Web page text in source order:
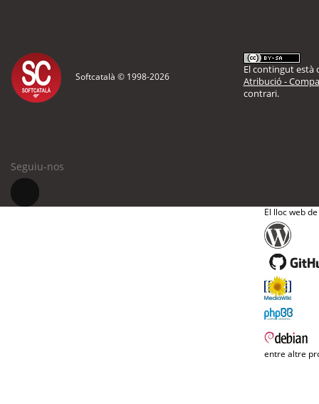
Softcatalà © 1998-2026
El contingut està
Atribució -
contrari.
Seguiu-nos
El lloc web
entre altre